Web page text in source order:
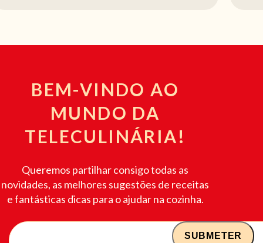
BEM-VINDO AO
MUNDO DA
TELECULINÁRIA!
Queremos partilhar consigo todas as
novidades, as melhores sugestões de receitas
e fantásticas dicas para o ajudar na cozinha.